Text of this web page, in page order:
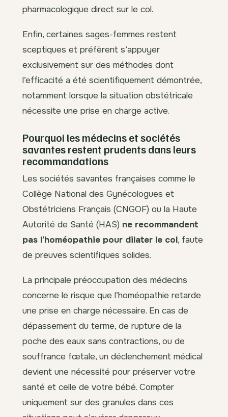
pharmacologique direct sur le col.
Enfin, certaines sages-femmes restent
sceptiques et préfèrent s’appuyer
exclusivement sur des méthodes dont
l’efficacité a été scientifiquement démontrée,
notamment lorsque la situation obstétricale
nécessite une prise en charge active.
Pourquoi les médecins et sociétés
savantes restent prudents dans leurs
recommandations
Les sociétés savantes françaises comme le
Collège National des Gynécologues et
Obstétriciens Français (CNGOF) ou la Haute
Autorité de Santé (HAS) ne recommandent
pas l’homéopathie pour dilater le col, faute
de preuves scientifiques solides.
La principale préoccupation des médecins
concerne le risque que l’homéopathie retarde
une prise en charge nécessaire. En cas de
dépassement du terme, de rupture de la
poche des eaux sans contractions, ou de
souffrance fœtale, un déclenchement médical
devient une nécessité pour préserver votre
santé et celle de votre bébé. Compter
uniquement sur des granules dans ces